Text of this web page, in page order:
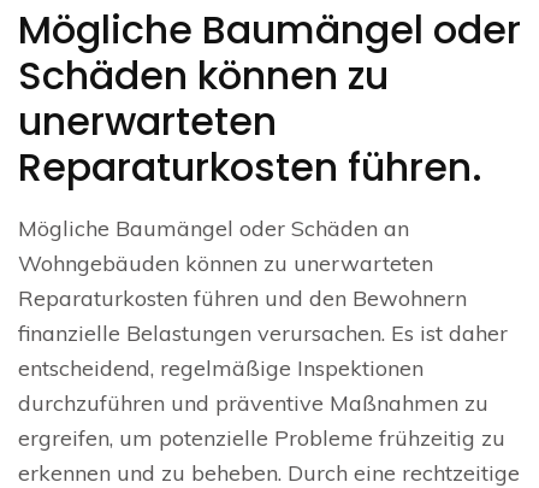
Mögliche Baumängel oder
Schäden können zu
unerwarteten
Reparaturkosten führen.
Mögliche Baumängel oder Schäden an
Wohngebäuden können zu unerwarteten
Reparaturkosten führen und den Bewohnern
finanzielle Belastungen verursachen. Es ist daher
entscheidend, regelmäßige Inspektionen
durchzuführen und präventive Maßnahmen zu
ergreifen, um potenzielle Probleme frühzeitig zu
erkennen und zu beheben. Durch eine rechtzeitige